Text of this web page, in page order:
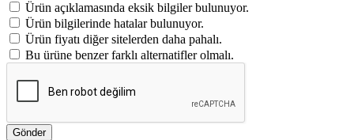
Ürün açıklamasında eksik bilgiler bulunuyor.
Ürün bilgilerinde hatalar bulunuyor.
Ürün fiyatı diğer sitelerden daha pahalı.
Bu ürüne benzer farklı alternatifler olmalı.
Gönder